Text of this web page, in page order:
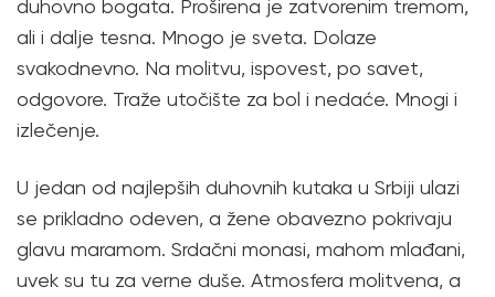
duhovno bogata. Proširena je zatvorenim tremom,
ali i dalje tesna. Mnogo je sveta. Dolaze
svakodnevno. Na molitvu, ispovest, po savet,
odgovore. Traže utočište za bol i nedaće. Mnogi i
izlečenje.
U jedan od najlepših duhovnih kutaka u Srbiji ulazi
se prikladno odeven, a žene obavezno pokrivaju
glavu maramom. Srdačni monasi, mahom mlađani,
uvek su tu za verne duše. Atmosfera molitvena, a